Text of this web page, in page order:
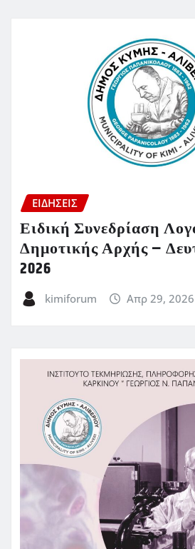
ΕΙΔΗΣΕΙΣ
Ειδική Συνεδρίαση
Δημοτικής Αρχής –
2026
kimiforum Απρ 29, 2026